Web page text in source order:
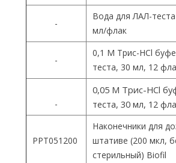
-
Вода для ЛАЛ-
мл/флак
-
0,1 М Трис-HCl
теста, 30 мл, 12
-
0,05 М Трис-HCl
теста, 30 мл, 12
PPT051200
Наконечники для
штативе (200 мкл,
стерильный) Biofil